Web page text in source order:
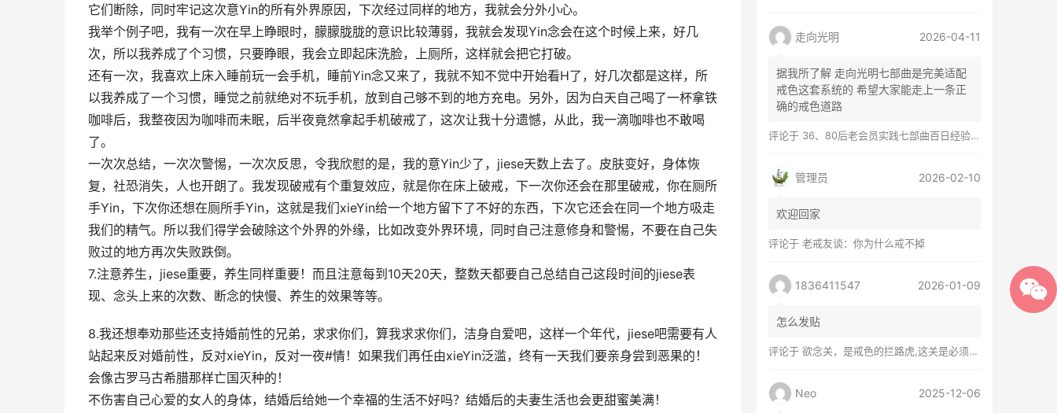
它们断除，同时牢记这次意Yin的所有外界原因，下次经过同样的地方，我就会分外小心。
我举个例子吧，我有一次在早上睁眼时，朦朦胧胧的意识比较薄弱，我就会发现Yin念会在这个时候上来，好几
次，所以我养成了个习惯，只要睁眼，我会立即起床洗脸，上厕所，这样就会把它打破。
还有一次，我喜欢上床入睡前玩一会手机，睡前Yin念又来了，我就不知不觉中开始看H了，好几次都是这样，所
以我养成了一个习惯，睡觉之前就绝对不玩手机，放到自己够不到的地方充电。另外，因为白天自己喝了一杯拿铁
咖啡后，我整夜因为咖啡而未眠，后半夜竟然拿起手机破戒了，这次让我十分遗憾，从此，我一滴咖啡也不敢喝
了。
一次次总结，一次次警惕，一次次反思，令我欣慰的是，我的意Yin少了，jiese天数上去了。皮肤变好，身体恢
复，社恐消失，人也开朗了。我发现破戒有个重复效应，就是你在床上破戒，下一次你还会在那里破戒，你在厕所
手Yin，下次你还想在厕所手Yin，这就是我们xieYin给一个地方留下了不好的东西，下次它还会在同一个地方吸走
我们的精气。所以我们得学会破除这个外界的外缘，比如改变外界环境，同时自己注意修身和警惕，不要在自己失
败过的地方再次失败跌倒。
7.注意养生，jiese重要，养生同样重要！而且注意每到10天20天，整数天都要自己总结自己这段时间的jiese表
现、念头上来的次数、断念的快慢、养生的效果等等。
8.我还想奉劝那些还支持婚前性的兄弟，求求你们，算我求求你们，洁身自爱吧，这样一个年代，jiese吧需要有人
站起来反对婚前性，反对xieYin，反对一夜#情！如果我们再任由xieYin泛滥，终有一天我们要亲身尝到恶果的！
会像古罗马古希腊那样亡国灭种的！
不伤害自己心爱的女人的身体，结婚后给她一个幸福的生活不好吗？结婚后的夫妻生活也会更甜蜜美满！
走向光明 2026-04-11
据我所了解 走向光明七部曲是完美适配
戒色这套系统的 希望大家能走上一条正
确的戒色道路
评论于 36、80后老会员实践七部曲百日经验谈兼苦口忠言
管理员 2026-02-10
欢迎回家
评论于 老戒友谈：你为什么戒不掉
1836411547 2026-01-09
怎么发贴
评论于 欲念关，是戒色的拦路虎,这关是必须过的
Neo 2025-12-06